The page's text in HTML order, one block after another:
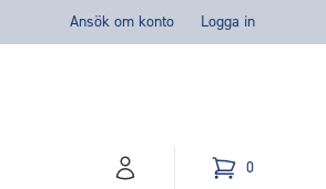
Ansök om konto Logga in
konto Kundvagn
0
varor i